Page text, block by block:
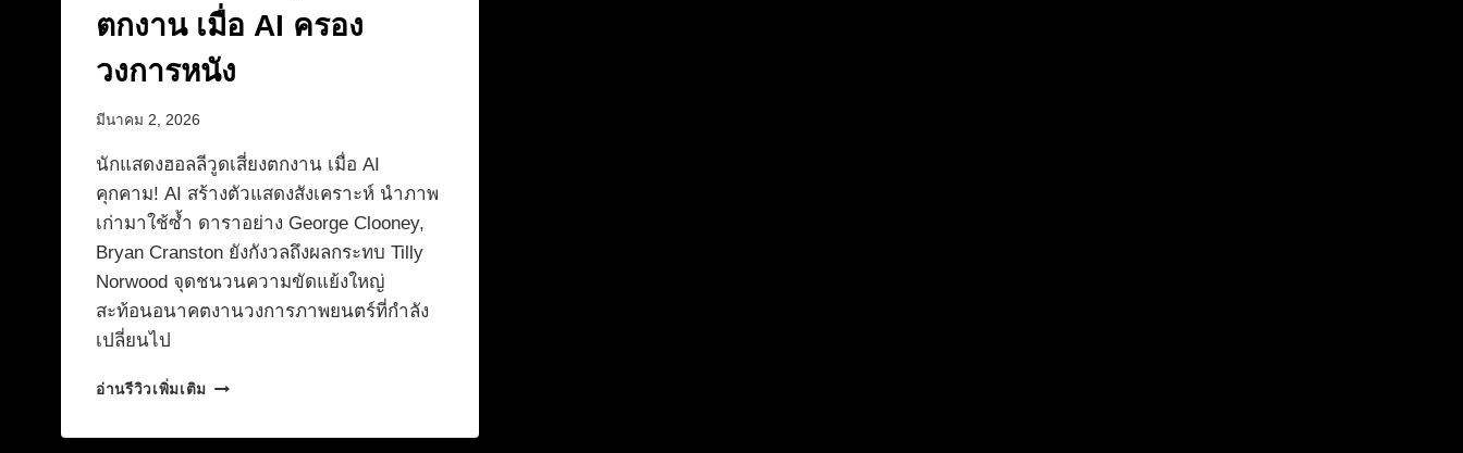
ตกงาน เมื่อ AI ครอง
วงการหนัง
มีนาคม 2, 2026
นักแสดงฮอลลีวูดเสี่ยงตกงาน เมื่อ AI
คุกคาม! AI สร้างตัวแสดงสังเคราะห์ นำภาพ
เก่ามาใช้ซ้ำ ดาราอย่าง George Clooney,
Bryan Cranston ยังกังวลถึงผลกระทบ Tilly
Norwood จุดชนวนความขัดแย้งใหญ่
สะท้อนอนาคตงานวงการภาพยนตร์ที่กำลัง
เปลี่ยนไป
อ่านรีวิวเพิ่มเติม นัก